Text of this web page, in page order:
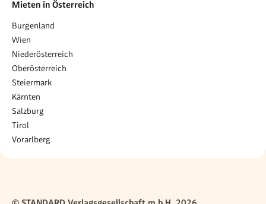
Mieten in Österreich
Burgenland
Wien
Niederösterreich
Oberösterreich
Steiermark
Kärnten
Salzburg
Tirol
Vorarlberg